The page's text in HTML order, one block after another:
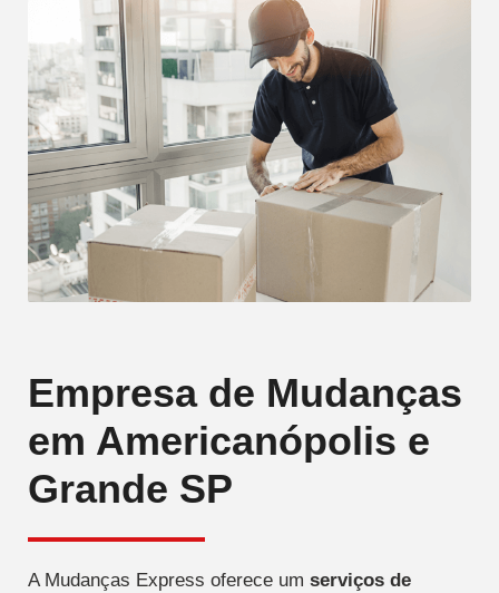
Empresa de Mudanças
em Americanópolis e
Grande SP
A Mudanças Express oferece um serviços de